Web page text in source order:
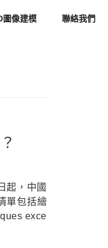
圖像建模 聯絡我們
起，中國
單包括繪
exce